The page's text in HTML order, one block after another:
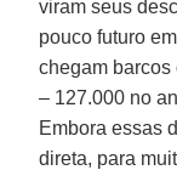
viram seus
pouco futuro
chegam
– 127.000 no
Embora essas
direta, para